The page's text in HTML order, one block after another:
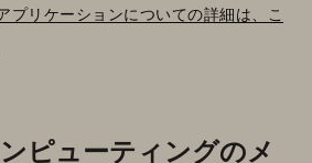
プリケーションについての詳細は、こ
ピューティングのメ